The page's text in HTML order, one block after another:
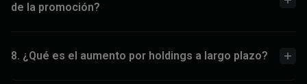
de la promoción?
8. ¿Qué es el aumento por holdings a largo plazo?